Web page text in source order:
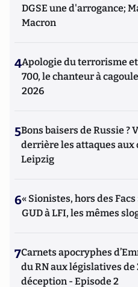
DGSE une d'arrogance;
Macron
4Apologie du terrorisme
700, le chanteur à
2026
5Bons baisers de Russie ?
derrière les attaques aux
Leipzig
6« Sionistes, hors des
GUD à LFI, les mêmes
7Carnets apocryphes
du RN aux législatives
déception - Episode 2